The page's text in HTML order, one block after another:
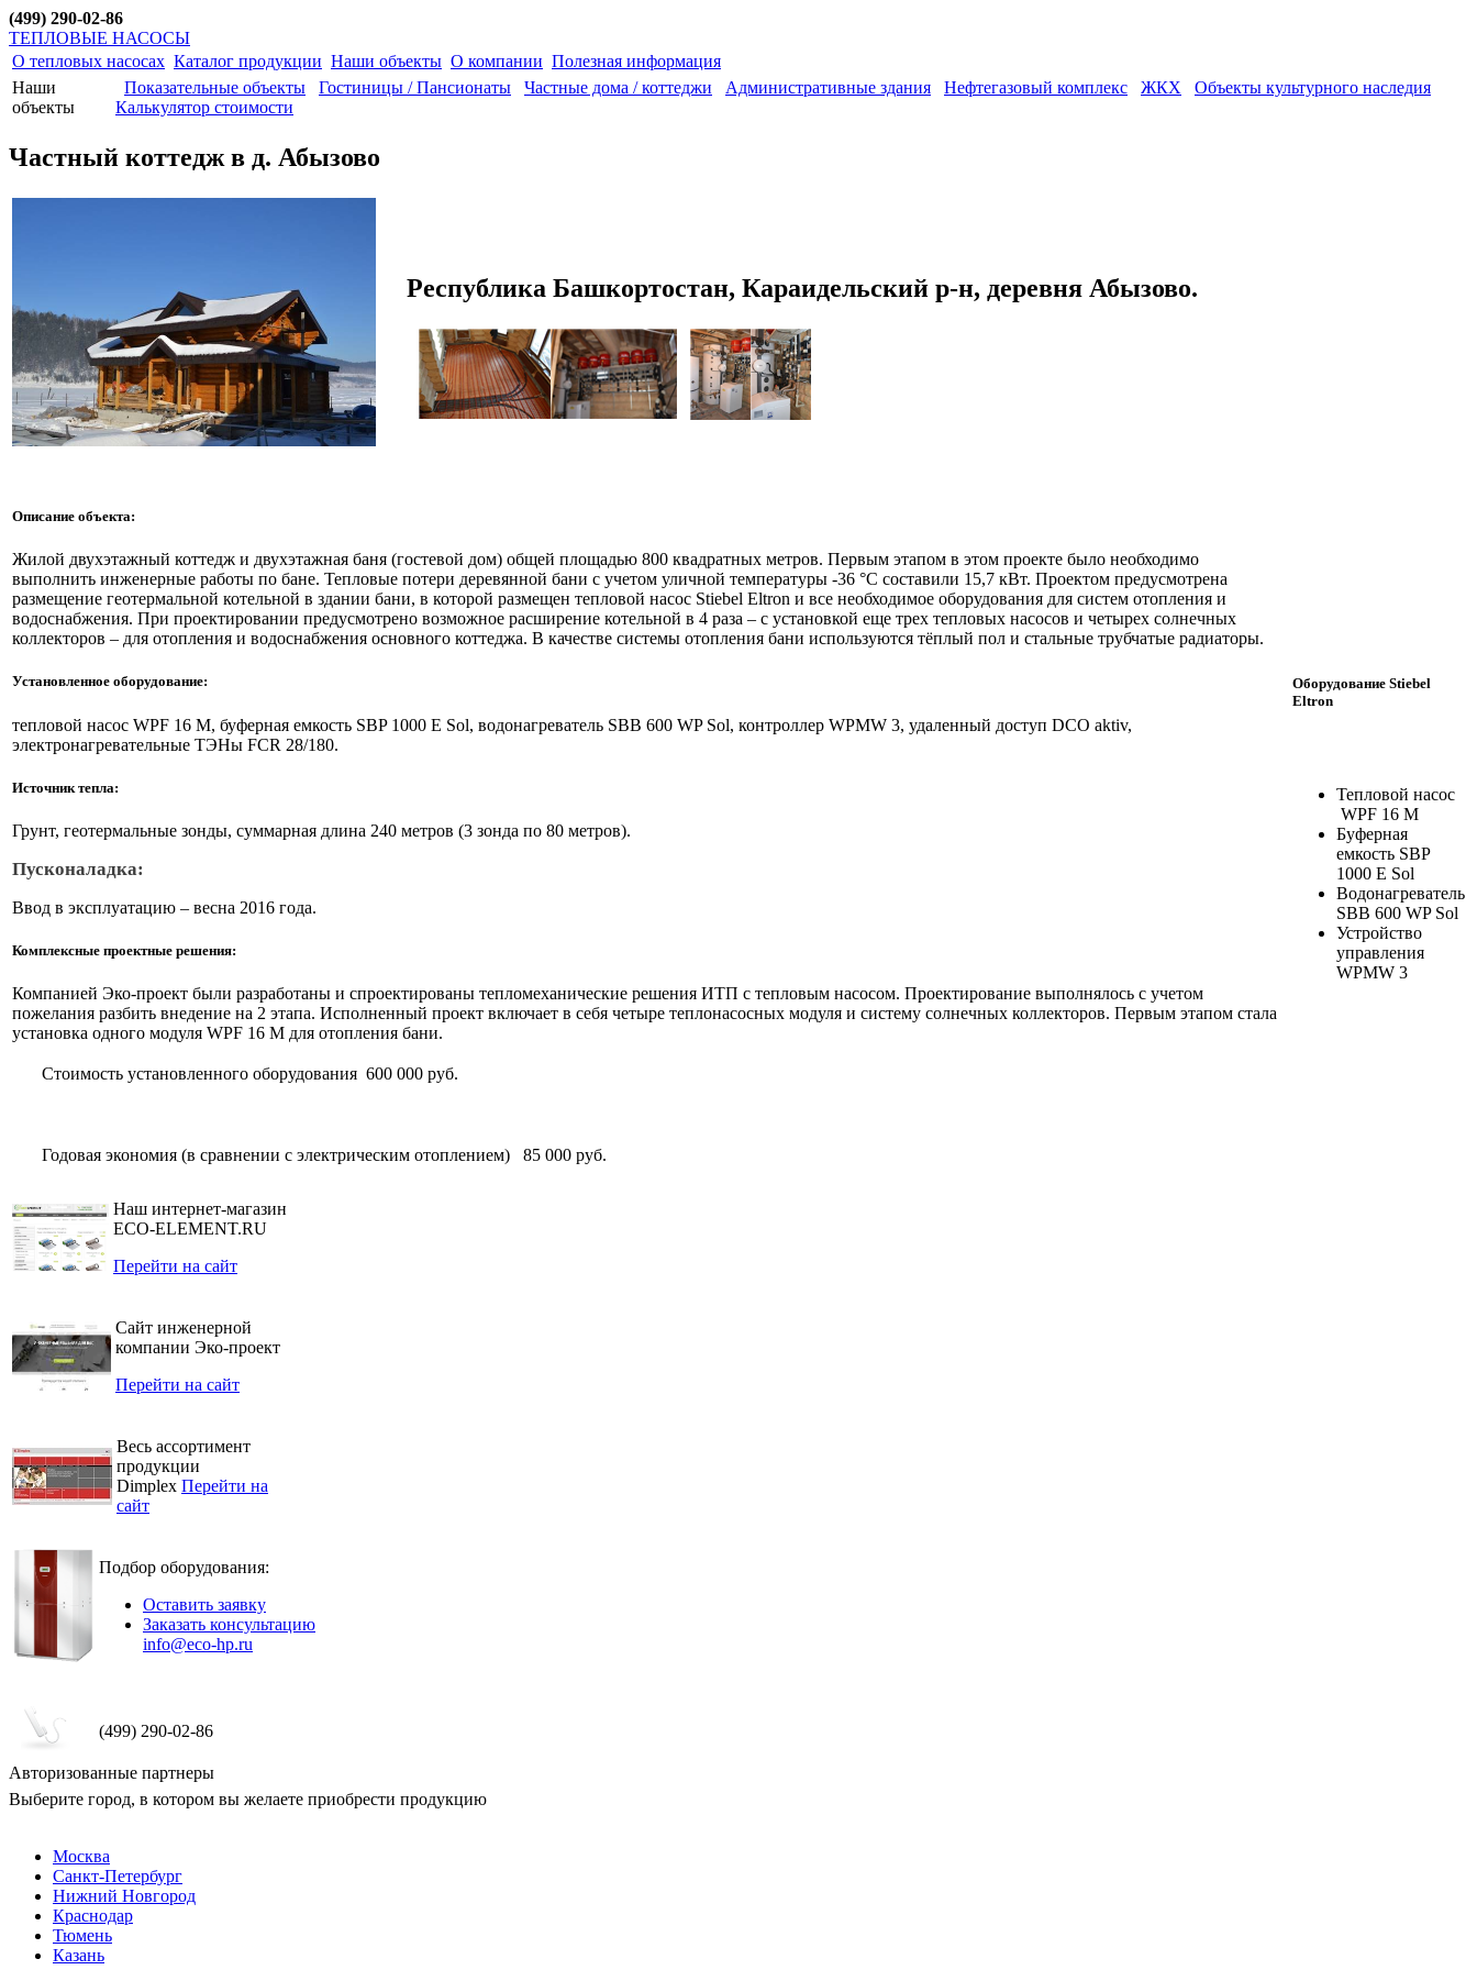
(499) 290-02-86
ТЕПЛОВЫЕ НАСОСЫ
О тепловых насосах Каталог продукции Наши объекты О компании Полезная информация
Наши
объекты
Показательные объекты Гостиницы / Пансионаты Частные дома / коттеджи Административные здания Нефтегазовый комплекс ЖКХ
Объекты культурного наследия
Калькулятор стоимости
Частный коттедж в д. Абызово
Республика Башкортостан, Караидельский р-н, деревня Абызово.
Описание объекта:
Жилой двухэтажный коттедж и двухэтажная баня (гостевой дом) общей площадью 800 квадратных метров. Первым этапом в этом проекте было необходимо
выполнить инженерные работы по бане. Тепловые потери деревянной бани с учетом уличной температуры -36 °С составили 15,7 кВт. Проектом предусмотрена
размещение геотермальной котельной в здании бани, в которой размещен тепловой насос Stiebel Eltron и все необходимое оборудования для систем отопления и
водоснабжения. При проектировании предусмотрено возможное расширение котельной в 4 раза – с установкой еще трех тепловых насосов и четырех солнечных
коллекторов – для отопления и водоснабжения основного коттеджа. В качестве системы отопления бани используются тёплый пол и стальные трубчатые радиаторы.
Установленное оборудование:
тепловой насос WPF 16 M, буферная емкость SBP 1000 E Sol, водонагреватель SBB 600 WP Sol, контроллер WPMW 3, удаленный доступ DCO aktiv,
электронагревательные ТЭНы FCR 28/180.
Источник тепла:
Грунт, геотермальные зонды, суммарная длина 240 метров (3 зонда по 80 метров).
Пусконаладка:
Ввод в эксплуатацию – весна 2016 года.
Комплексные проектные решения:
Компанией Эко-проект были разработаны и спроектированы тепломеханические решения ИТП с тепловым насосом. Проектирование выполнялось с учетом
пожелания разбить внедение на 2 этапа. Исполненный проект включает в себя четыре теплонасосных модуля и систему солнечных коллекторов. Первым этапом стала
установка одного модуля WPF 16 M для отопления бани.
Стоимость установленного оборудования 600 000 руб.
Годовая экономия (в сравнении с электрическим отоплением) 85 000 руб.
Оборудование Stiebel
Eltron
Тепловой насос
WPF 16 M
Буферная
емкость SBP
1000 E Sol
Водонагреватель
SBB 600 WP Sol
Устройство
управления
WPMW 3
Наш интернет-магазин
ECO-ELEMENT.RU
Перейти на сайт
Сайт инженерной
компании Эко-проект
Перейти на сайт
Весь ассортимент
продукции
Dimplex Перейти на
сайт
Подбор оборудования:
Оставить заявку
Заказать консультацию
info@eco-hp.ru
(499) 290-02-86
Авторизованные партнеры
Выберите город, в котором вы желаете приобрести продукцию
Москва
Санкт-Петербург
Нижний Новгород
Краснодар
Тюмень
Казань